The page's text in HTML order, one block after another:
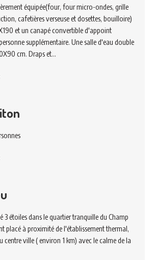
équipée(four, four micro-ondes, grille
cafetières verseuse et dosettes, bouilloire)
et un canapé convertible d'appoint
supplémentaire. Une salle d'eau double
cm. Draps et…
3 étoiles dans le quartier tranquille du Champ
placé à proximité de l'établissement thermal,
centre ville ( environ 1 km) avec le calme de la